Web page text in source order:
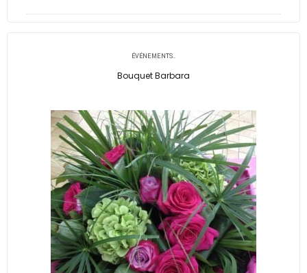
ÉVÉNEMENTS..
Bouquet Barbara